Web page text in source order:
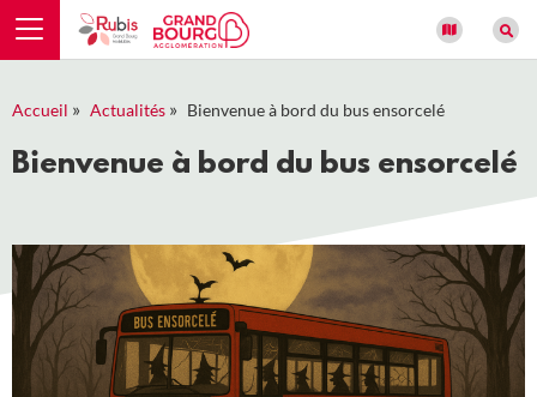
Accueil » Actualités » Bienvenue à bord du bus ensorcelé
Bienvenue à bord du bus ensorcelé
Panneau de gestion des cookies